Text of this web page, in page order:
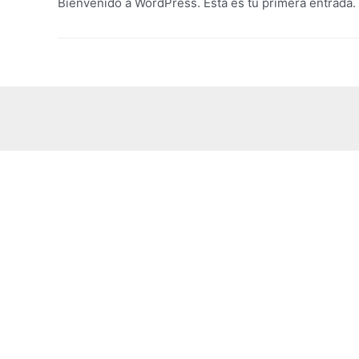
Bienvenido a WordPress. Esta es tu primera